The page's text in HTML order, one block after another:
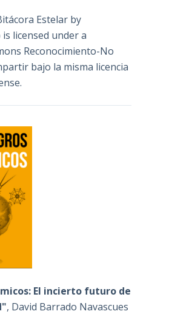
Estelarby
is licensed under a
Reconocimiento-No
bajo la misma licencia
.
El incierto futuro de
, David Barrado Navascues